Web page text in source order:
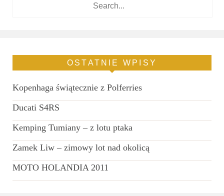
OSTATNIE WPISY
Kopenhaga świątecznie z Polferries
Ducati S4RS
Kemping Tumiany – z lotu ptaka
Zamek Liw – zimowy lot nad okolicą
MOTO HOLANDIA 2011